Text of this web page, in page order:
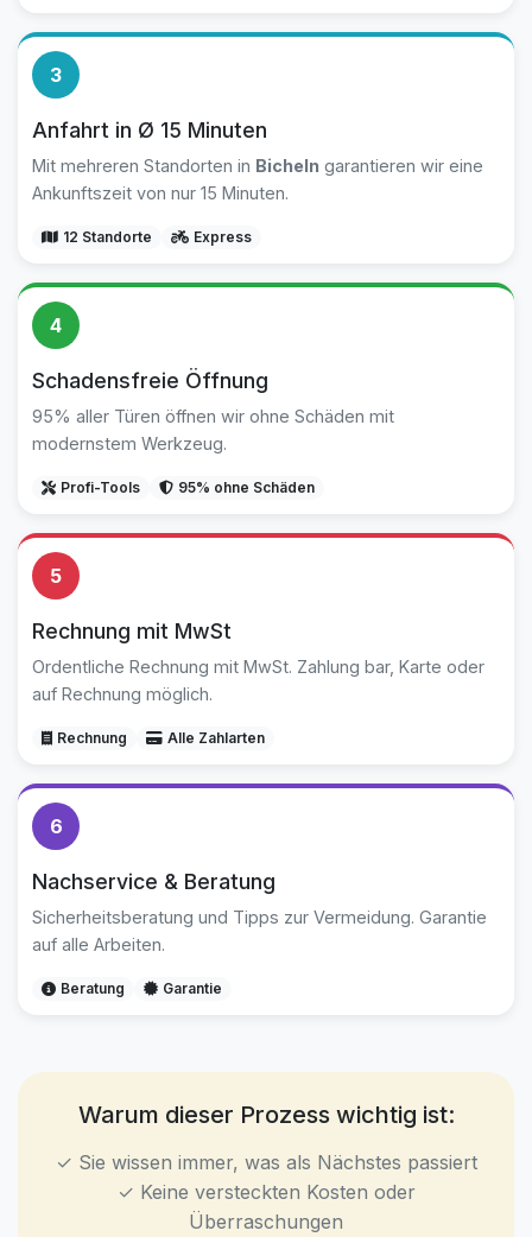
3
Anfahrt in Ø 15 Minuten
Mit mehreren Standorten in Bicheln garantieren wir eine
Ankunftszeit von nur 15 Minuten.
12 Standorte Express
4
Schadensfreie Öffnung
95% aller Türen öffnen wir ohne Schäden mit
modernstem Werkzeug.
Profi-Tools 95% ohne Schäden
5
Rechnung mit MwSt
Ordentliche Rechnung mit MwSt. Zahlung bar, Karte oder
auf Rechnung möglich.
Rechnung Alle Zahlarten
6
Nachservice & Beratung
Sicherheitsberatung und Tipps zur Vermeidung. Garantie
auf alle Arbeiten.
Beratung Garantie
Warum dieser Prozess wichtig ist:
✓ Sie wissen immer, was als Nächstes passiert
✓ Keine versteckten Kosten oder
Überraschungen